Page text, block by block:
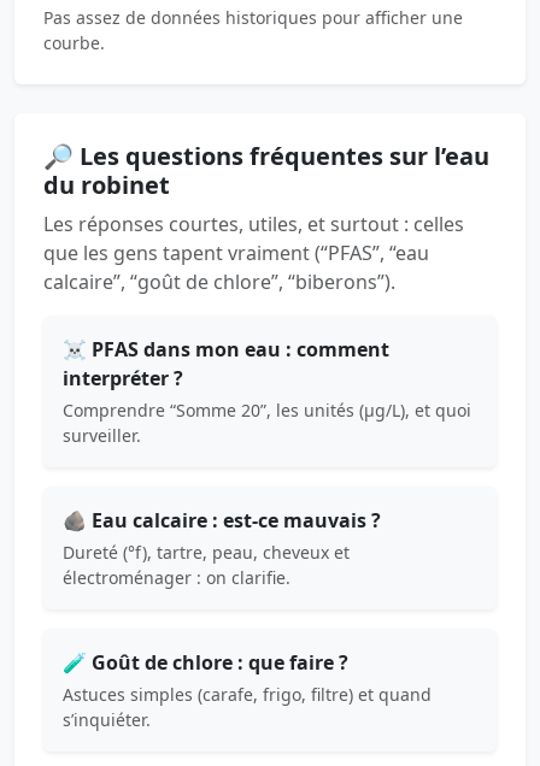
Pas assez de données historiques pour afficher une
courbe.
🔎 Les questions fréquentes sur l’eau
du robinet
Les réponses courtes, utiles, et surtout : celles
que les gens tapent vraiment (“PFAS”, “eau
calcaire”, “goût de chlore”, “biberons”).
☠️ PFAS dans mon eau : comment
interpréter ?
Comprendre “Somme 20”, les unités (µg/L), et quoi
surveiller.
🪨 Eau calcaire : est-ce mauvais ?
Dureté (°f), tartre, peau, cheveux et
électroménager : on clarifie.
🧪 Goût de chlore : que faire ?
Astuces simples (carafe, frigo, filtre) et quand
s’inquiéter.